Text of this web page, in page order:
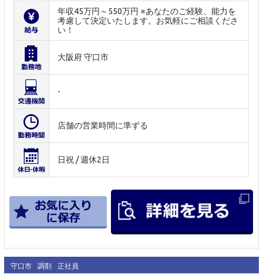
年収45万円～550万円 ※あなたのご経験、能力を
考慮して決定いたします。お気軽にご相談くださ
い！
大阪府 守口市
-
店舗の営業時間に準ずる
日祝 / 週休2日
守口市 調剤 正社員